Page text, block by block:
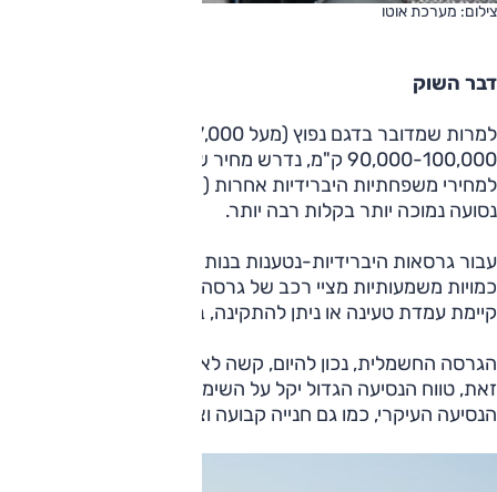
צילום: מערכת אוטו
דבר השוק
למחירי משפחתיות היברידיות אחרות (איוניק, אוריס) וגם
נסועה נמוכה יותר בקלות רבה יותר.
קיימת עמדת טעינה או ניתן להתקינה, בבית או במקום העבודה, ומחירה של
הגרסה החשמלית, נכון להיום, קשה לאיתור - מדובר בגרסה
זאת, טווח הנסיעה הגדול יקל על השימוש בה גם למי
הנסיעה העיקרי, כמו גם חנייה קבועה וצורך בהתקנת עמדת